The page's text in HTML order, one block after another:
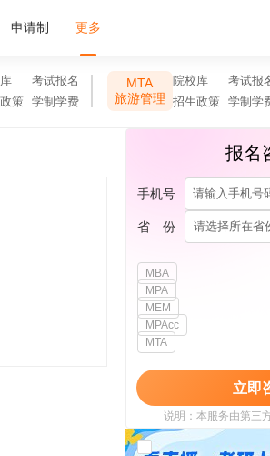
申请制 更多
考试报名
策
学制学费
MTA
旅游管理
院校库
考试报
招生政策
学制学
报名
手机号
省 份 请选择所在省
MBA
MPA
MEM
MPAcc
MTA
立即
说明：本服务由第三
我已阅读并同意 《